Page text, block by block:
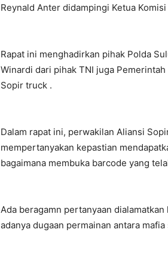
Reynald Anter didampingi Ketua
Rapat ini menghadirkan pihak Polda
Winardi dari pihak TNI juga
Sopir truck .
Dalam rapat ini, perwakilan Aliansi
mempertanyakan kepastian
bagaimana membuka barcode yang
Ada beragamn pertanyaan
adanya dugaan permainan antara